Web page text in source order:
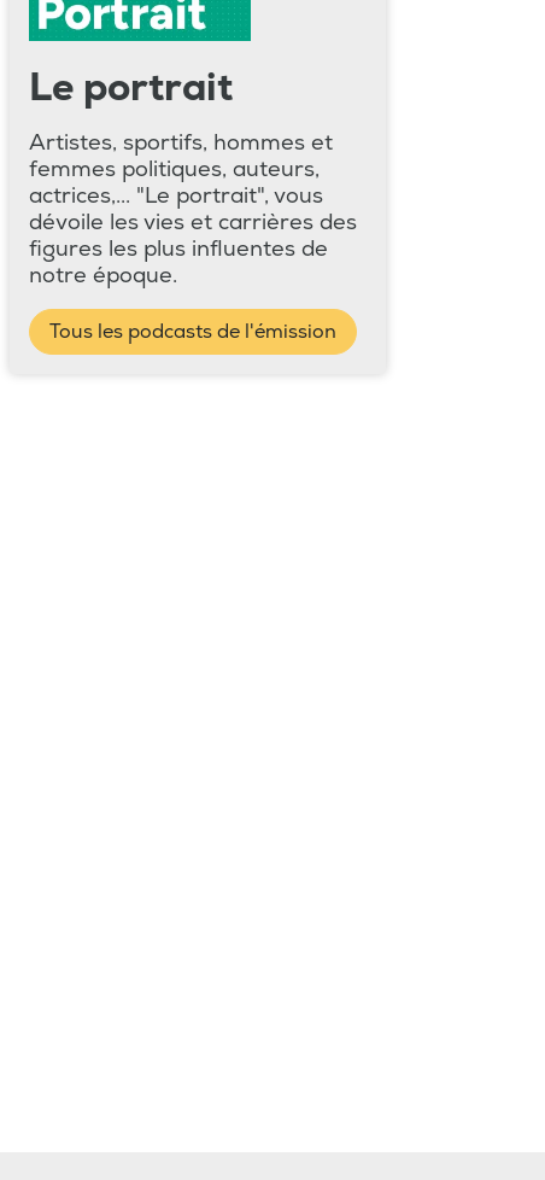
Le portrait
Artistes, sportifs, hommes et
femmes politiques, auteurs,
actrices,... "Le portrait", vous
dévoile les vies et carrières des
figures les plus influentes de
notre époque.
Tous les podcasts de l'émission